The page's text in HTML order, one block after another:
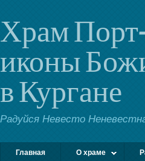
Храм
иконы
в Кургане
Радуйся Невесто
Главная О храме